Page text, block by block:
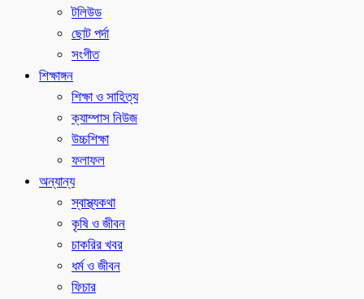
টলিউড
ছোট পর্দা
সংগীত
শিক্ষাঙ্গন
শিক্ষা ও সাহিত্য
ক্যাম্পাস নিউজ
উচ্চশিক্ষা
ফলাফল
অন্যান্য
স্বাস্থ্যকথা
কৃষি ও জীবন
চাকরির খবর
ধর্ম ও জীবন
ফিচার